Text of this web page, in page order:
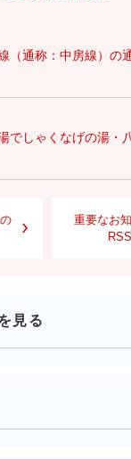
（通称：中房線）の
でしゃくなげの湯・
重要なお
RSS
見る